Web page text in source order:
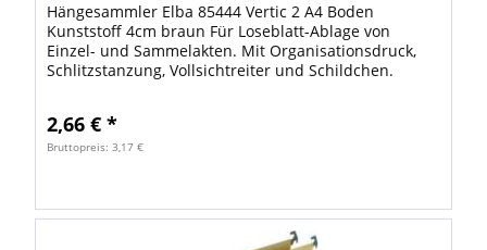
Hängesammler Elba 85444 Vertic 2 A4 Boden
Kunststoff 4cm braun Für Loseblatt-Ablage von
Einzel- und Sammelakten. Mit Organisationsdruck,
Schlitzstanzung, Vollsichtreiter und Schildchen.
2,66 € *
Bruttopreis: 3,17 €